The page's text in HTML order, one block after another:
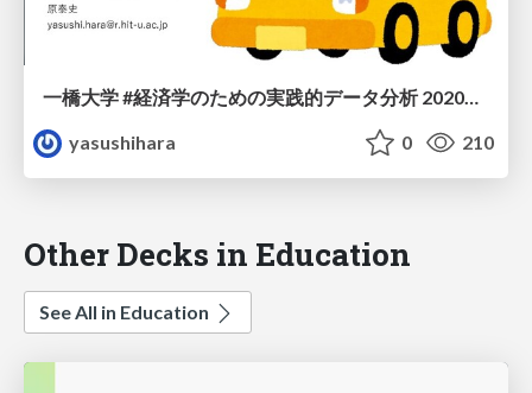
一橋大学 #経済学のための実践的データ分析 2020秋: 7/12
yasushihara
0 210
Other Decks in Education
See All in Education